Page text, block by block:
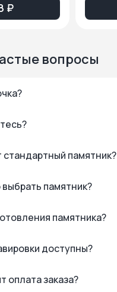
₽
вопросы
стандартный памятник?
памятник?
памятника?
доступны?
оплата заказа?